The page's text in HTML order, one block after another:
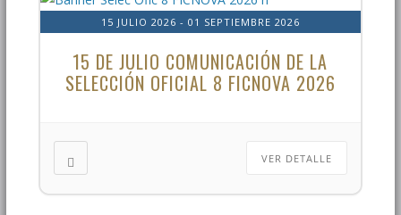
15 JULIO 2026 - 01 SEPTIEMBRE 2026
15 DE JULIO COMUNICACIÓN DE LA
SELECCIÓN OFICIAL 8 FICNOVA 2026
VER DETALLE